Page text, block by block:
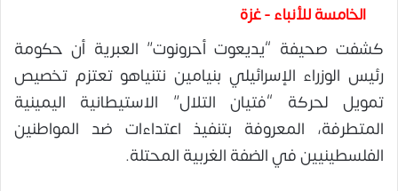
الخامسة للأنباء - غزة
كشفت صحيفة “يديعوت أحرونوت” العبرية أن حكومة
رئيس الوزراء الإسرائيلي بنيامين نتنياهو تعتزم تخصيص
تمويل لحركة “فتيان التلال” الاستيطانية اليمينية
المتطرفة، المعروفة بتنفيذ اعتداءات ضد المواطنين
الفلسطينيين في الضفة الغربية المحتلة.